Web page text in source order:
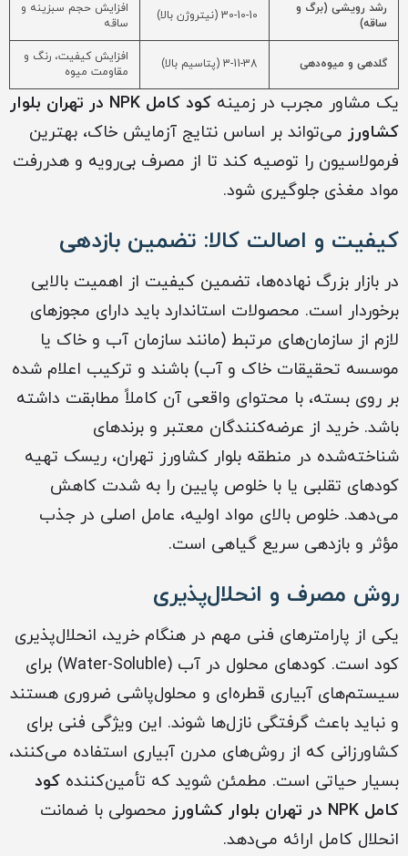
رشد رویشی (برگ و
ساقه)
30-10-10 (نیتروژن بالا)
افزایش حجم سبزینه و
ساقه
گلدهی و میوه‌دهی 3-11-38 (پتاسیم بالا)
افزایش کیفیت، رنگ و
مقاومت میوه
یک مشاور مجرب در زمینه
کود کامل NPK در تهران بلوار
کشاورز می‌تواند بر اساس نتایج آزمایش خاک، بهترین
فرمولاسیون را توصیه کند تا از مصرف بی‌رویه و هدررفت
مواد مغذی جلوگیری شود.
کیفیت و اصالت کالا: تضمین بازدهی
در بازار بزرگ نهاده‌ها، تضمین کیفیت از اهمیت بالایی
برخوردار است. محصولات استاندارد باید دارای مجوزهای
لازم از سازمان‌های مرتبط (مانند سازمان آب و خاک یا
موسسه تحقیقات خاک و آب) باشند و ترکیب اعلام شده
بر روی بسته، با محتوای واقعی آن کاملاً مطابقت داشته
باشد. خرید از عرضه‌کنندگان معتبر و برندهای
شناخته‌شده در منطقه بلوار کشاورز تهران، ریسک تهیه
کودهای تقلبی یا با خلوص پایین را به شدت کاهش
می‌دهد. خلوص بالای مواد اولیه، عامل اصلی در جذب
مؤثر و بازدهی سریع گیاهی است.
روش مصرف و انحلال‌پذیری
یکی از پارامترهای فنی مهم در هنگام خرید، انحلال‌پذیری
کود است. کودهای محلول در آب (Water-Soluble) برای
سیستم‌های آبیاری قطره‌ای و محلول‌پاشی ضروری هستند
و نباید باعث گرفتگی نازل‌ها شوند. این ویژگی فنی برای
کشاورزانی که از روش‌های مدرن آبیاری استفاده می‌کنند،
بسیار حیاتی است. مطمئن شوید که تأمین‌کننده کود
کامل NPK در تهران بلوار کشاورز
محصولی با ضمانت
انحلال کامل ارائه می‌دهد.